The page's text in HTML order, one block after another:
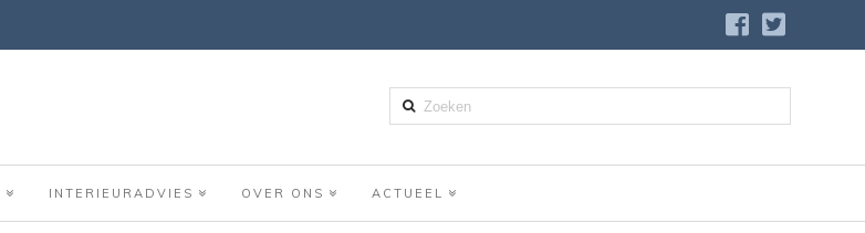
Zoeken
INTERIEURADVIES OVER ONS ACTUEEL